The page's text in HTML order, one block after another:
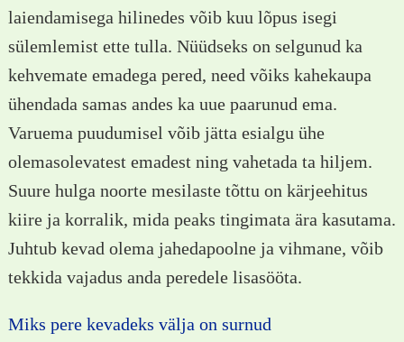
laiendamisega hilinedes võib kuu lõpus isegi
sülemlemist ette tulla. Nüüdseks on selgunud ka
kehvemate emadega pered, need võiks kahekaupa
ühendada samas andes ka uue paarunud ema.
Varuema puudumisel võib jätta esialgu ühe
olemasolevatest emadest ning vahetada ta hiljem.
Suure hulga noorte mesilaste tõttu on kärjeehitus
kiire ja korralik, mida peaks tingimata ära kasutama.
Juhtub kevad olema jahedapoolne ja vihmane, võib
tekkida vajadus anda peredele lisasööta.
Miks pere kevadeks välja on surnud